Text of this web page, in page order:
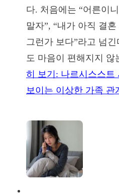
다. 처음에는 “어른이
말자”, “내가 아직 결
그런가 보다”라고 넘
도 마음이 편해지지
히 보기 : 나르시스스트
보이는 이상한 가족 관